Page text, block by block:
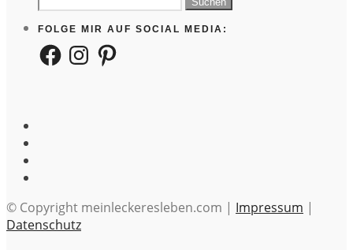
nach:
FOLGE MIR AUF SOCIAL MEDIA:
FacebookInstagramPinterest
© Copyright meinleckeresleben.com | Impressum |
Datenschutz